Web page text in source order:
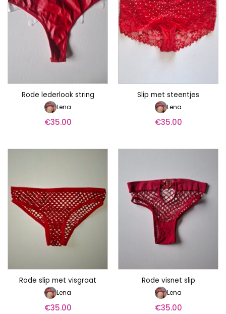
Rode lederlook string
Lena
€35.00
Slip met steentjes
Lena
€35.00
Rode slip met visgraat
Lena
€35.00
Rode visnet slip
Lena
€35.00